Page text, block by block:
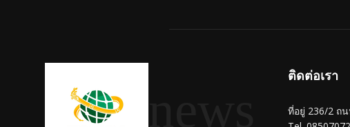
ติดต่อเรา
ที่อยู่ 236/2 ถน